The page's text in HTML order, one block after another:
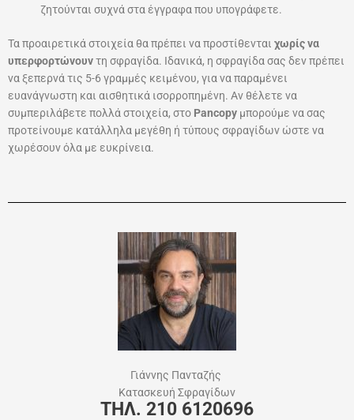
ζητούνται συχνά στα έγγραφα που υπογράφετε.
Τα προαιρετικά στοιχεία θα πρέπει να προστίθενται χωρίς να
υπερφορτώνουντη σφραγίδα. Ιδανικά, η σφραγίδα σας δεν πρέπει
να ξεπερνά τις 5-6 γραμμές κειμένου, για να παραμένει
ευανάγνωστη και αισθητικά ισορροπημένη. Αν θέλετε να
συμπεριλάβετε πολλά στοιχεία, στο Pancopy μπορούμε να σας
προτείνουμε κατάλληλα μεγέθη ή τύπους σφραγίδων ώστε να
χωρέσουν όλα με ευκρίνεια.
Γιάννης Πανταζής
Κατασκευή Σφραγίδων
ΤΗΛ. 210 6120696